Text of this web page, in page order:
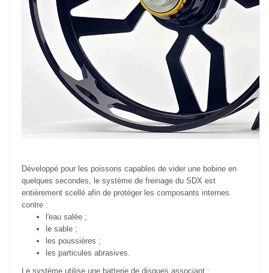
Développé pour les poissons capables de vider une bobine en
quelques secondes, le système de freinage du SDX est
entièrement scellé afin de protéger les composants internes
contre :
l'eau salée ;
le sable ;
les poussières ;
les particules abrasives.
Le système utilise une batterie de disques associant :